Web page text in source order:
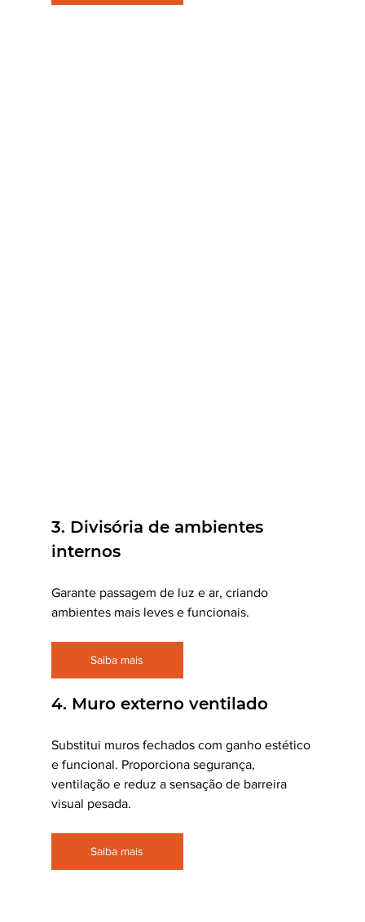
3. Divisória de ambientes
internos
Garante passagem de luz e ar, criando
ambientes mais leves e funcionais.
Saiba mais
4. Muro externo ventilado
Substitui muros fechados com ganho estético
e funcional. Proporciona segurança,
ventilação e reduz a sensação de barreira
visual pesada.
Saiba mais